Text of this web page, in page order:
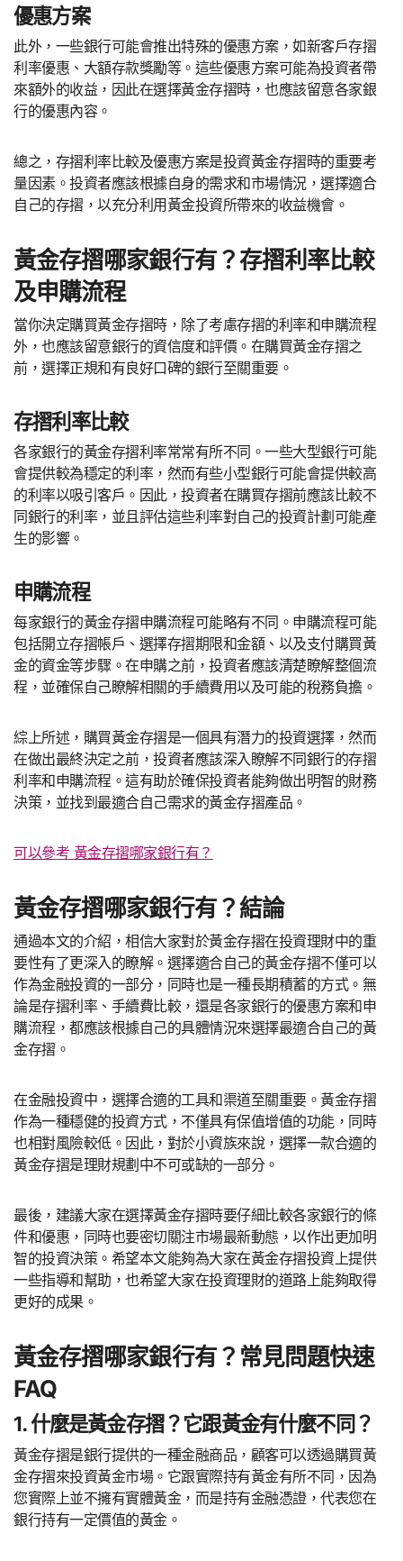
優惠方案
此外，一些銀行可能會推出特殊的優惠方案，如新客戶存摺
利率優惠、大額存款獎勵等。這些優惠方案可能為投資者帶
來額外的收益，因此在選擇黃金存摺時，也應該留意各家銀
行的優惠內容。
總之，存摺利率比較及優惠方案是投資黃金存摺時的重要考
量因素。投資者應該根據自身的需求和市場情況，選擇適合
自己的存摺，以充分利用黃金投資所帶來的收益機會。
黃金存摺哪家銀行有？存摺利率比較
及申購流程
當你決定購買黃金存摺時，除了考慮存摺的利率和申購流程
外，也應該留意銀行的資信度和評價。在購買黃金存摺之
前，選擇正規和有良好口碑的銀行至關重要。
存摺利率比較
各家銀行的黃金存摺利率常常有所不同。一些大型銀行可能
會提供較為穩定的利率，然而有些小型銀行可能會提供較高
的利率以吸引客戶。因此，投資者在購買存摺前應該比較不
同銀行的利率，並且評估這些利率對自己的投資計劃可能產
生的影響。
申購流程
每家銀行的黃金存摺申購流程可能略有不同。申購流程可能
包括開立存摺帳戶、選擇存摺期限和金額、以及支付購買黃
金的資金等步驟。在申購之前，投資者應該清楚瞭解整個流
程，並確保自己瞭解相關的手續費用以及可能的稅務負擔。
綜上所述，購買黃金存摺是一個具有潛力的投資選擇，然而
在做出最終決定之前，投資者應該深入瞭解不同銀行的存摺
利率和申購流程。這有助於確保投資者能夠做出明智的財務
決策，並找到最適合自己需求的黃金存摺產品。
可以參考 黃金存摺哪家銀行有？
黃金存摺哪家銀行有？結論
通過本文的介紹，相信大家對於黃金存摺在投資理財中的重
要性有了更深入的瞭解。選擇適合自己的黃金存摺不僅可以
作為金融投資的一部分，同時也是一種長期積蓄的方式。無
論是存摺利率、手續費比較，還是各家銀行的優惠方案和申
購流程，都應該根據自己的具體情況來選擇最適合自己的黃
金存摺。
在金融投資中，選擇合適的工具和渠道至關重要。黃金存摺
作為一種穩健的投資方式，不僅具有保值增值的功能，同時
也相對風險較低。因此，對於小資族來說，選擇一款合適的
黃金存摺是理財規劃中不可或缺的一部分。
最後，建議大家在選擇黃金存摺時要仔細比較各家銀行的條
件和優惠，同時也要密切關注市場最新動態，以作出更加明
智的投資決策。希望本文能夠為大家在黃金存摺投資上提供
一些指導和幫助，也希望大家在投資理財的道路上能夠取得
更好的成果。
黃金存摺哪家銀行有？常見問題快速
FAQ
1. 什麼是黃金存摺？它跟黃金有什麼不同？
黃金存摺是銀行提供的一種金融商品，顧客可以透過購買黃
金存摺來投資黃金市場。它跟實際持有黃金有所不同，因為
您實際上並不擁有實體黃金，而是持有金融憑證，代表您在
銀行持有一定價值的黃金。